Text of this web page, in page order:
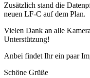
Zusätzlich stand die
neuen LF-C auf dem Plan.
Vielen Dank an alle
Unterstützung!
Anbei findet Ihr ein paar
Schöne Grüße